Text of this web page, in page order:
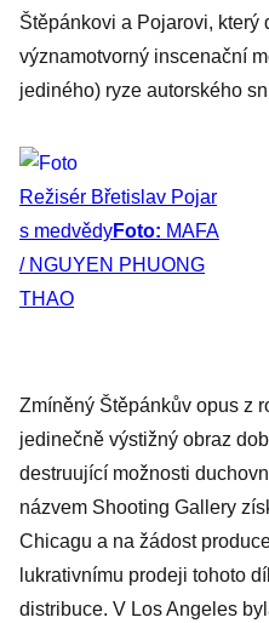
Štěpánkovi a Pojarovi, který
významotvorný inscenační
jediného) ryze autorského
Režisér Břetislav Pojar
s medvědyFoto: MAFA
/ NGUYEN PHUONG
THAO
Zmíněný Štěpánkův opus z
jedinečně výstižný obraz
destruující možnosti
názvem Shooting Gallery
Chicagu a na žádost
lukrativnímu prodeji tohoto
distribuce. V Los Angeles